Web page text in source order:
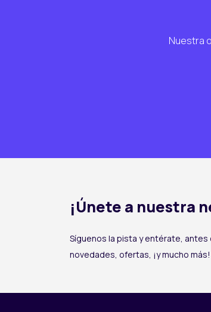
Nuestra
¡Únete a nuestra
Síguenos la pista y entérate,
novedades, ofertas, ¡y mucho más!